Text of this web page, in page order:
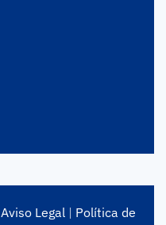
Aviso Legal | Política de